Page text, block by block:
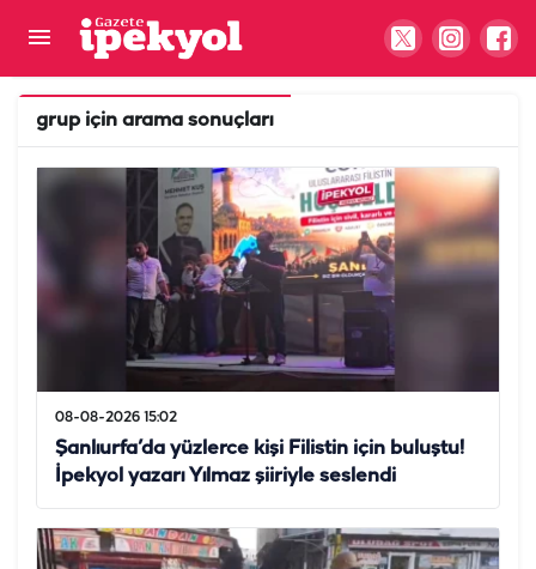
grupiçin arama sonuçları
08-08-2026 15:02
Şanlıurfa’da yüzlerce kişi Filistin için buluştu!
İpekyol yazarı Yılmaz şiiriyle seslendi